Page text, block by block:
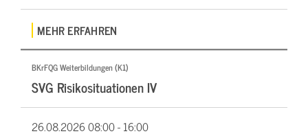
MEHR ERFAHREN
BKrFQG Weiterbildungen (K1)
SVG Risikosituationen IV
26.08.202608:00 - 16:00